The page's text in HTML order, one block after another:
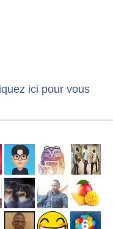
ici pour vous